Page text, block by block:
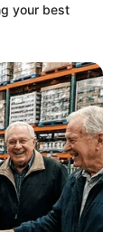
Viagra
your best